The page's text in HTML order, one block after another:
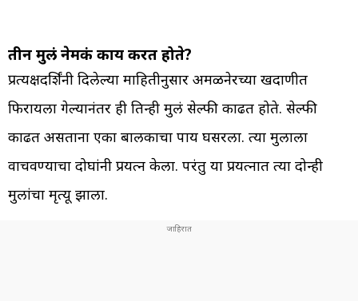
तीन मुलं नेमकं काय करत होते?
प्रत्यक्षदर्शिंनी दिलेल्या माहितीनुसार अमळनेरच्या खदाणीत
फिरायला गेल्यानंतर ही तिन्ही मुलं सेल्फी काढत होते. सेल्फी
काढत असताना एका बालकाचा पाय घसरला. त्या मुलाला
वाचवण्याचा दोघांनी प्रयत्न केला. परंतु या प्रयत्नात त्या दोन्ही
मुलांचा मृत्यू झाला.